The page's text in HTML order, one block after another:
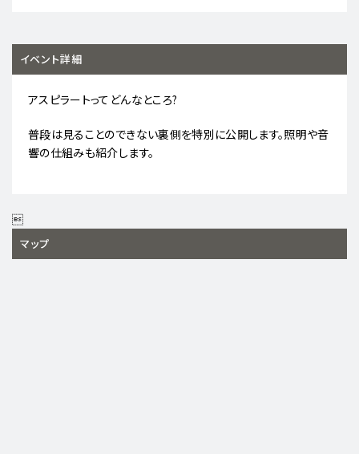
イベント詳細
アスピラートってどんなところ?
普段は見ることのできない裏側を特別に公開します。照明や音
響の仕組みも紹介します。

マップ